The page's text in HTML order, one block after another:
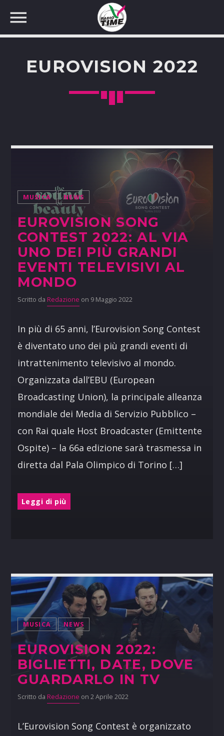
EUROVISION 2022
MUSICA NEWS
EUROVISION SONG
CONTEST 2022: AL VIA
UNO DEI PIÙ GRANDI
EVENTI TELEVISIVI AL
MONDO
Scritto da Redazione on 9 Maggio 2022
In più di 65 anni, l’Eurovision Song Contest
è diventato uno dei più grandi eventi di
intrattenimento televisivo al mondo.
Organizzata dall’EBU (European
Broadcasting Union), la principale alleanza
mondiale dei Media di Servizio Pubblico –
con Rai quale Host Broadcaster (Emittente
Ospite) – la 66a edizione sarà trasmessa in
diretta dal Pala Olimpico di Torino […]
Leggi di più
MUSICA NEWS
EUROVISION 2022:
BIGLIETTI, DATE, DOVE
GUARDARLO IN TV
Scritto da Redazione on 2 Aprile 2022
L’Eurovision Song Contest è organizzato